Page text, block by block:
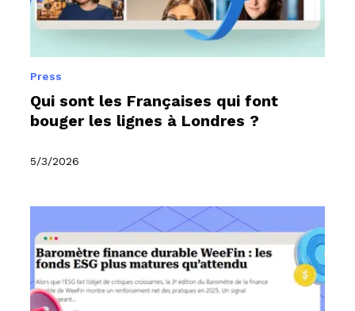
Press
Qui sont les Françaises qui font
bouger les lignes à Londres ?
5/3/2026